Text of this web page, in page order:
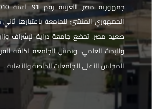
الجمهوري المنشئ للجامعة باعتبارها
صعيد مصر. تخضع جامعة دراية لإشراف
والبحث العلمي، وتمتثل الجامعة لكافة
المجلس الأعلى للجامعات الخاصة والأهلية .